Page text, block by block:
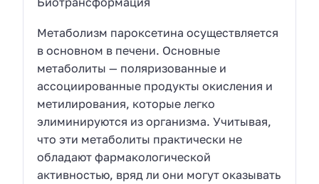
Метаболизм пароксетина осуществляется
в основном в печени. Основные
метаболиты — поляризованные и
ассоциированные продукты окисления и
метилирования, которые легко
элиминируются из организма. Учитывая,
что эти метаболиты практически не
обладают фармакологической
активностью, вряд ли они могут оказывать